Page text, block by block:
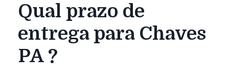
Qual prazo de
entrega para Chaves
PA ?